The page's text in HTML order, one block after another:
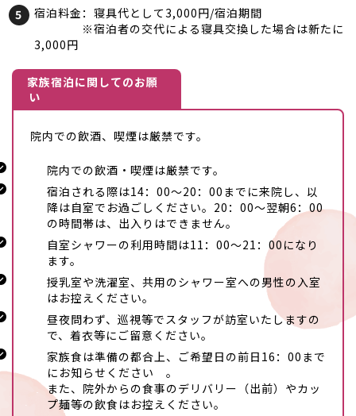
宿泊料金：寝具代として3,000円/宿泊期間
※宿泊者の交代による寝具交換した場合は新たに
3,000円
家族宿泊に関してのお願
い
院内での飲酒、喫煙は厳禁です。
院内での飲酒・喫煙は厳禁です。
宿泊される際は14：00～20：00までに来院し、以
降は自室でお過ごしください。20：00～翌朝6：00
の時間帯は、出入りはできません。
自室シャワーの利用時間は11：00～21：00になり
ます。
授乳室や洗濯室、共用のシャワー室への男性の入室
はお控えください。
昼夜問わず、巡視等でスタッフが訪室いたしますの
で、着衣等にご留意ください。
家族食は準備の都合上、ご希望日の前日16：00まで
にお知らせください 。
また、院外からの食事のデリバリー（出前）やカッ
プ麺等の飲食はお控えください。